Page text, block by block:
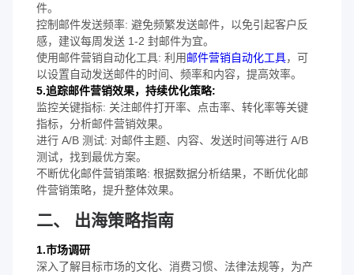
件。
控制邮件发送频率: 避免频繁发送邮件，以免引起客户反
感，建议每周发送 1-2 封邮件为宜。
使用邮件营销自动化工具: 利用邮件营销自动化工具，可
以设置自动发送邮件的时间、频率和内容，提高效率。
5.追踪邮件营销效果，持续优化策略:
监控关键指标: 关注邮件打开率、点击率、转化率等关键
指标，分析邮件营销效果。
进行 A/B 测试: 对邮件主题、内容、发送时间等进行 A/B
测试，找到最优方案。
不断优化邮件营销策略: 根据数据分析结果，不断优化邮
件营销策略，提升整体效果。
二、 出海策略指南
1.市场调研
深入了解目标市场的文化、消费习惯、法律法规等，为产